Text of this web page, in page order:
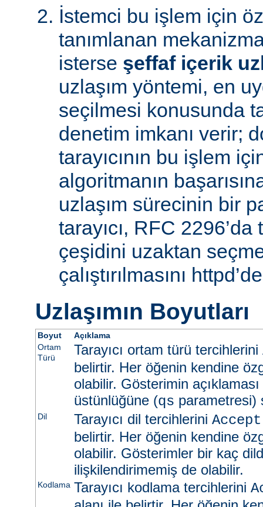
İstemci bu işlem için
tanımlanan
isterse şeffaf içerik
uzlaşım yöntemi, en
seçilmesi konusunda
denetim imkanı verir;
tarayıcının bu işlem
algoritmanın
uzlaşım sürecinin bir
tarayıcı, RFC
çeşidini uzaktan seçme
çalıştırılmasını
Uzlaşımın Boyutları
Boyut
Açıklama
Ortam
Türü
Tarayıcı ortam türü tercihlerini
belirtir. Her öğenin kendine
olabilir. Gösterimin
üstünlüğüne (qs parametresi)
Dil Tarayıcı dil tercihlerini
belirtir. Her öğenin kendine
olabilir. Gösterimler bir kaç
ilişkilendirimemiş de olabilir.
Kodlama Tarayıcı kodlama tercihlerini